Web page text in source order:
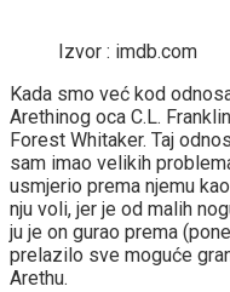
Izvor : imdb.com
Kada smo već kod
Arethinog oca C.L.
Forest Whitaker. Taj
sam imao velikih
usmjerio prema njemu
nju voli, jer je od malih
ju je on gurao prema
prelazilo sve moguće
Arethu.